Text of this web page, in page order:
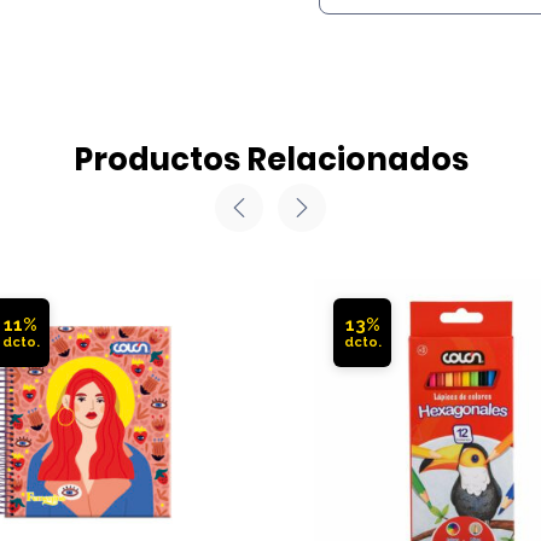
Productos Relacionados
11% 13%